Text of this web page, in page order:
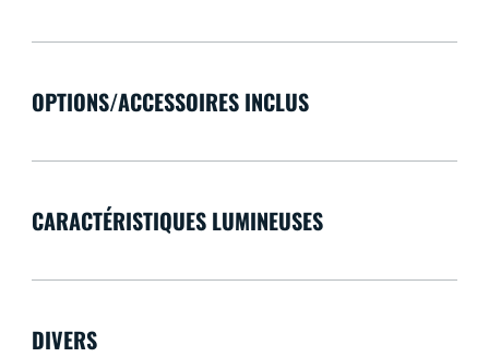
OPTIONS/ACCESSOIRES INCLUS
CARACTÉRISTIQUES LUMINEUSES
DIVERS